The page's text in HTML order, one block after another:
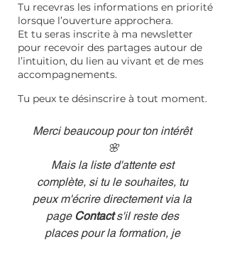
Tu recevras les informations en priorité
lorsque l’ouverture approchera.
Et tu seras inscrite à ma newsletter
pour recevoir des partages autour de
l’intuition, du lien au vivant et de mes
accompagnements.
Tu peux te désinscrire à tout moment.
Merci beaucoup pour ton intérêt
🌸
Mais la liste d'attente est
complète, si tu le souhaites, tu
peux m'écrire directement via la
page Contact s'il reste des
places pour la formation, je